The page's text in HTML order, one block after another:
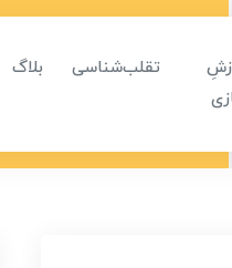
تقلب‌شناسی بلاگ